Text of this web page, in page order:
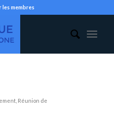
les membres
, Réunion de